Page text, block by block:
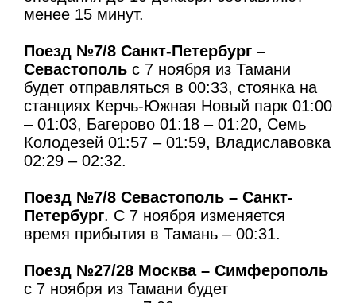
менее 15 минут.
Поезд №7/8 Санкт-Петербург –
Севастополь с 7 ноября из Тамани
будет отправляться в 00:33, стоянка на
станциях Керчь-Южная Новый парк 01:00
– 01:03, Багерово 01:18 – 01:20, Семь
Колодезей 01:57 – 01:59, Владиславовка
02:29 – 02:32.
Поезд №7/8 Севастополь – Санкт-
Петербург. С 7 ноября изменяется
время прибытия в Тамань – 00:31.
Поезд №27/28 Москва – Симферополь
с 7 ноября из Тамани будет